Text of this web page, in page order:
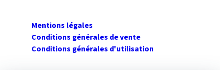
Mentions légales
Conditions générales de vente
Conditions générales d'utilisation